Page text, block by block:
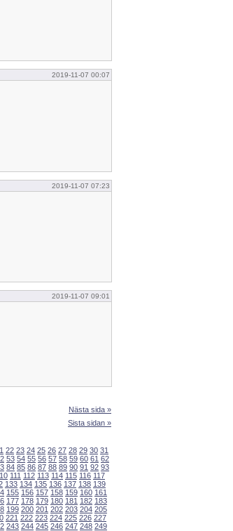
2019-11-07 00:07
2019-11-07 07:23
2019-11-07 09:01
Nästa sida »
Sista sidan »
22 23 24 25 26 27 28 29 30 31
53 54 55 56 57 58 59 60 61 62
84 85 86 87 88 89 90 91 92 93
111 112 113 114 115 116 117
133 134 135 136 137 138 139
155 156 157 158 159 160 161
177 178 179 180 181 182 183
199 200 201 202 203 204 205
221 222 223 224 225 226 227
243 244 245 246 247 248 249